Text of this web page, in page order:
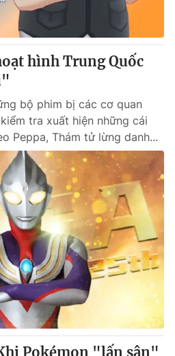
hình Trung Quốc
bộ phim bị các cơ quan
tra xuất hiện những cái
Peppa, Thám tử lừng danh...
Pokémon "lấn sân"